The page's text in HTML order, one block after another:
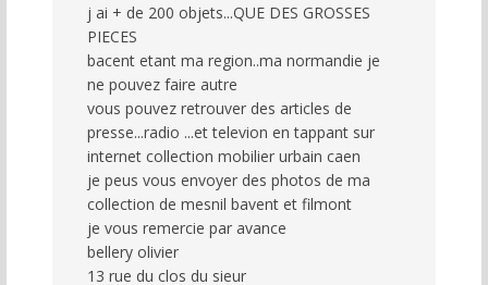
j ai + de 200 objets...QUE DES GROSSES
PIECES
bacent etant ma region..ma normandie je
ne pouvez faire autre
vous pouvez retrouver des articles de
presse...radio ...et televion en tappant sur
internet collection mobilier urbain caen
je peus vous envoyer des photos de ma
collection de mesnil bavent et filmont
je vous remercie par avance
bellery olivier
13 rue du clos du sieur